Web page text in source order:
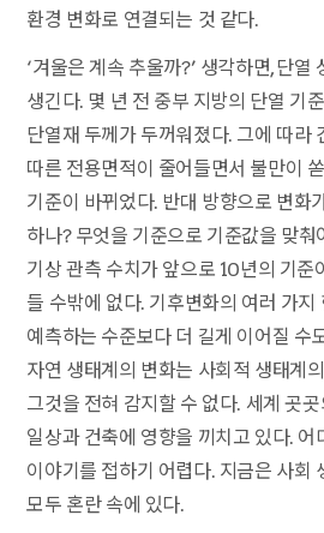
환경 변화로 연결되는 것 같다.
‘겨울은 계속 추울까?’ 생각하면, 단열
생긴다. 몇 년 전 중부 지방의 단열 기
단열재 두께가 두꺼워졌다. 그에 따라
따른 전용면적이 줄어들면서 불만이
기준이 바뀌었다. 반대 방향으로 변화
하나? 무엇을 기준으로 기준값을 맞춰
기상 관측 수치가 앞으로 10년의 기준
들 수밖에 없다. 기후변화의 여러 가지
예측하는 수준보다 더 길게 이어질 수
자연 생태계의 변화는 사회적 생태계
그것을 전혀 감지할 수 없다. 세계 곳
일상과 건축에 영향을 끼치고 있다. 어
이야기를 접하기 어렵다. 지금은 사회
모두 혼란 속에 있다.